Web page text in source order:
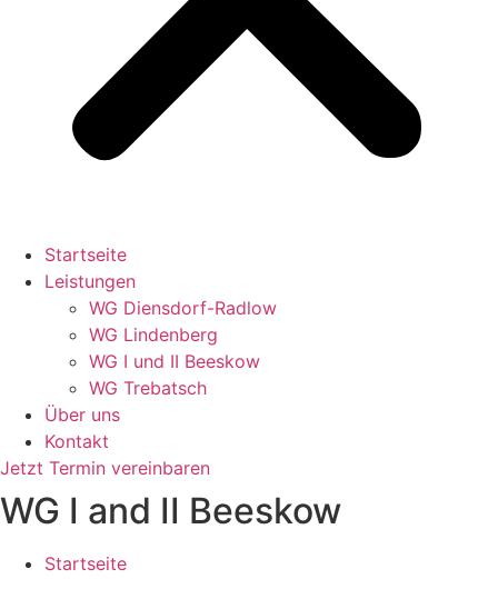
Startseite
Leistungen
WG Diensdorf-Radlow
WG Lindenberg
WG I und II Beeskow
WG Trebatsch
Über uns
Kontakt
Jetzt Termin vereinbaren
WG I and II Beeskow
Startseite